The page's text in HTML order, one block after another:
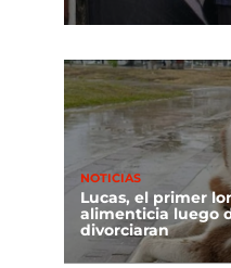
NOTICIAS
Lucas, el primer
alimenticia luego
divorciaran